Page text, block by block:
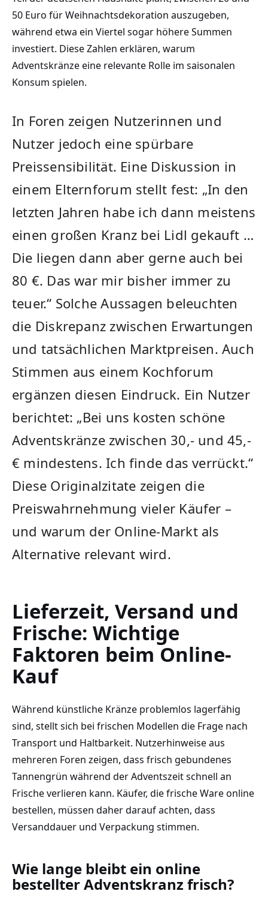
50 Euro für Weihnachtsdekoration auszugeben,
während etwa ein Viertel sogar höhere Summen
investiert. Diese Zahlen erklären, warum
Adventskränze eine relevante Rolle im saisonalen
Konsum spielen.
In Foren zeigen Nutzerinnen und
Nutzer jedoch eine spürbare
Preissensibilität. Eine Diskussion in
einem Elternforum stellt fest: „In den
letzten Jahren habe ich dann meistens
einen großen Kranz bei Lidl gekauft …
Die liegen dann aber gerne auch bei
80 €. Das war mir bisher immer zu
teuer.“ Solche Aussagen beleuchten
die Diskrepanz zwischen Erwartungen
und tatsächlichen Marktpreisen. Auch
Stimmen aus einem Kochforum
ergänzen diesen Eindruck. Ein Nutzer
berichtet: „Bei uns kosten schöne
Adventskränze zwischen 30,- und 45,-
€ mindestens. Ich finde das verrückt.“
Diese Originalzitate zeigen die
Preiswahrnehmung vieler Käufer –
und warum der Online-Markt als
Alternative relevant wird.
Lieferzeit, Versand und
Frische: Wichtige
Faktoren beim Online-
Kauf
Während künstliche Kränze problemlos lagerfähig
sind, stellt sich bei frischen Modellen die Frage nach
Transport und Haltbarkeit. Nutzerhinweise aus
mehreren Foren zeigen, dass frisch gebundenes
Tannengrün während der Adventszeit schnell an
Frische verlieren kann. Käufer, die frische Ware online
bestellen, müssen daher darauf achten, dass
Versanddauer und Verpackung stimmen.
Wie lange bleibt ein online
bestellter Adventskranz frisch?